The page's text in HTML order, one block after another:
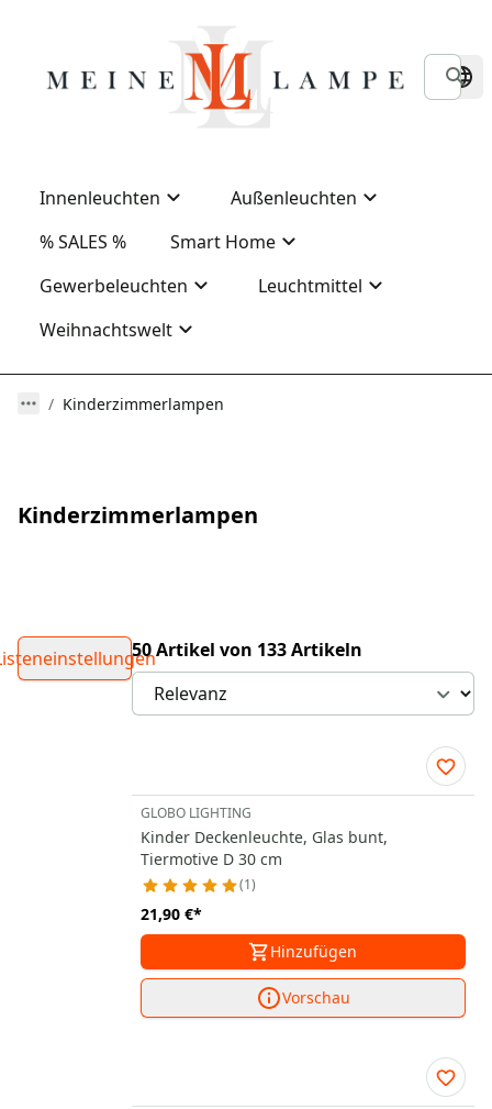
Innenleuchten
Außenleuchten
% SALES %
Smart Home
Gewerbeleuchten
Leuchtmittel
Weihnachtswelt
Kinderzimmerlampen
Kinderzimmerlampen
50 Artikel von 133 Artikeln
GLOBO LIGHTING
Kinder Deckenleuchte, Glas bunt,
Tiermotive D 30 cm
1
21,90 €*
Hinzufügen
Vorschau